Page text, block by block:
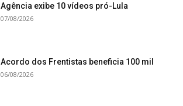
Agência exibe 10 vídeos pró-Lula
07/08/2026
Acordo dos Frentistas beneficia 100 mil
06/08/2026